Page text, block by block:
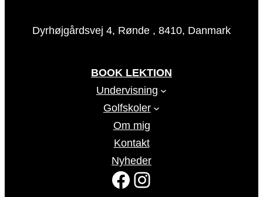
Dyrhøjgårdsvej 4, Rønde , 8410, Danmark
BOOK LEKTION
Undervisning
Golfskoler
Om mig
Kontakt
Nyheder
Facebook Instagram